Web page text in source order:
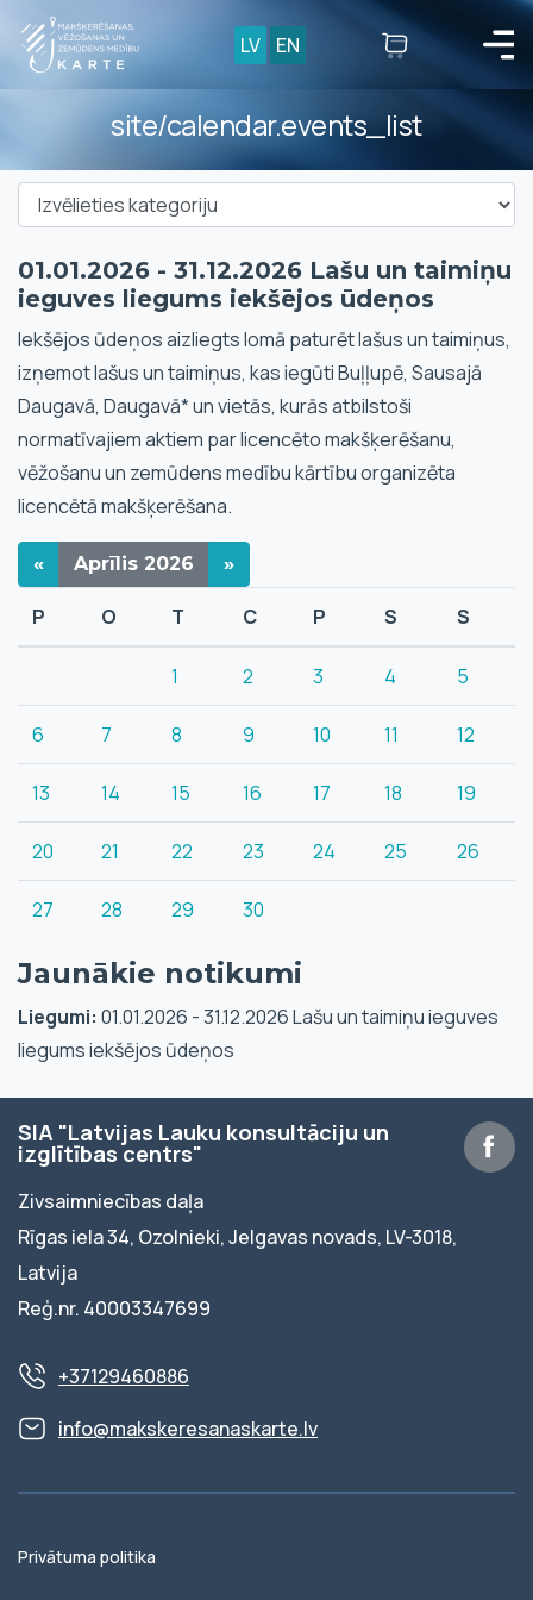
LV EN
site/calendar.events_list
01.01.2026 - 31.12.2026 Lašu un taimiņu
ieguves liegums iekšējos ūdeņos
Iekšējos ūdeņos aizliegts lomā paturēt lašus un taimiņus,
izņemot lašus un taimiņus, kas iegūti Buļļupē, Sausajā
Daugavā, Daugavā* un vietās, kurās atbilstoši
normatīvajiem aktiem par licencēto makšķerēšanu,
vēžošanu un zemūdens medību kārtību organizēta
licencētā makšķerēšana.
« Aprīlis 2026 »
P O T C P S S
1 2 3 4 5
6 7 8 9 10 11 12
13 14 15 16 17 18 19
20 21 22 23 24 25 26
27 28 29 30
Jaunākie notikumi
Liegumi: 01.01.2026 - 31.12.2026 Lašu un taimiņu ieguves
liegums iekšējos ūdeņos
SIA "Latvijas Lauku konsultāciju un
izglītības centrs"
Zivsaimniecības daļa
Rīgas iela 34, Ozolnieki, Jelgavas novads, LV-3018,
Latvija
Reģ.nr. 40003347699
+37129460886
info@makskeresanaskarte.lv
Privātuma politika